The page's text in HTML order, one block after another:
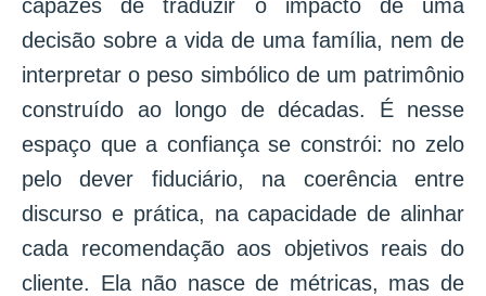
capazes de traduzir o impacto de uma
decisão sobre a vida de uma família, nem de
interpretar o peso simbólico de um patrimônio
construído ao longo de décadas. É nesse
espaço que a confiança se constrói: no zelo
pelo dever fiduciário, na coerência entre
discurso e prática, na capacidade de alinhar
cada recomendação aos objetivos reais do
cliente. Ela não nasce de métricas, mas de